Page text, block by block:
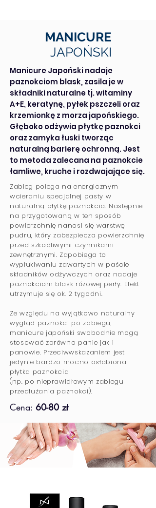
MANICURE
JAPOŃSKI
Manicure Japoński nadaje
paznokciom blask, zasila je w
składniki naturalne tj. witaminy
A+E, keratynę, pyłek pszczeli oraz
krzemionkę z morza japońskiego.
Głęboko odżywia płytkę paznokci
oraz zamyka łuski tworząc
naturalną barierę ochronną. Jest
to metoda zalecana na paznokcie
łamliwe, kruche i rozdwajające się.
Zabieg polega na energicznym
wcieraniu specjalnej pasty w
naturalną płytkę paznokcia. Następnie
na przygotowaną w ten sposób
powierzchnię nanosi się warstwę
pudru, który zabezpiecza powierzchnię
przed szkodliwymi czynnikami
zewnętrznymi. Zapobiega to
wypłukiwaniu zawartych w paście
składników odżywczych oraz nadaje
paznokciom blask różowej perły. Efekt
utrzymuje się ok. 2 tygodni.
Ze względu na wyjątkowo naturalny
wygląd paznokci po zabiegu,
manicure japoński swobodnie mogą
stosować zarówno panie jak i
panowie. Przeciwwskazaniem jest
jedynie bardzo mocno osłabiona
płytka paznokcia
(np. po nieprawidłowym zabiegu
przedłużania paznokci).
Cena: 60-80 zł